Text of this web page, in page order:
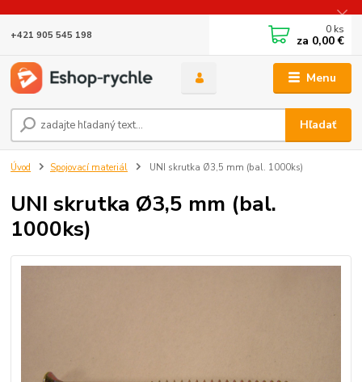
Menu
Hľadať
+421 905 545 198 0 ks
za 0,00 €
Úvod Spojovací materiál UNI skrutka Ø3,5 mm (bal. 1000ks)
UNI skrutka Ø3,5 mm (bal.
1000ks)